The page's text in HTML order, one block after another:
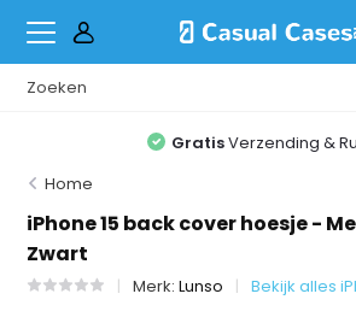
GratisVerzending &
Home
iPhone 15 back cover hoesje -
Zwart
Merk:Lunso Bekijk alles